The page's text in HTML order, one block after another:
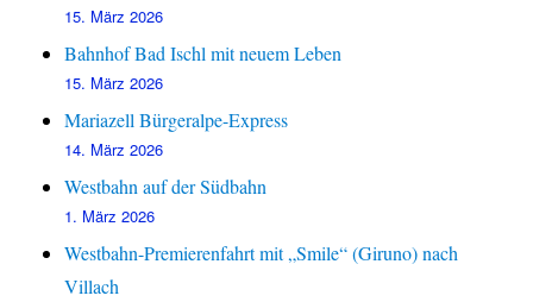
15. März 2026
Bahnhof Bad Ischl mit neuem Leben
15. März 2026
Mariazell Bürgeralpe-Express
14. März 2026
Westbahn auf der Südbahn
1. März 2026
Westbahn-Premierenfahrt mit „Smile“ (Giruno) nach
Villach